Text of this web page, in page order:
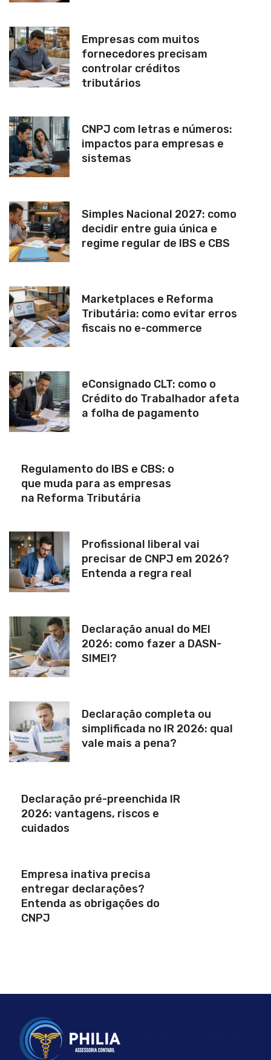
Empresas com muitos
fornecedores precisam
controlar créditos
tributários
CNPJ com letras e números:
impactos para empresas e
sistemas
Simples Nacional 2027: como
decidir entre guia única e
regime regular de IBS e CBS
Marketplaces e Reforma
Tributária: como evitar erros
fiscais no e-commerce
eConsignado CLT: como o
Crédito do Trabalhador afeta
a folha de pagamento
Regulamento do IBS e CBS: o
que muda para as empresas
na Reforma Tributária
Profissional liberal vai
precisar de CNPJ em 2026?
Entenda a regra real
Declaração anual do MEI
2026: como fazer a DASN-
SIMEI?
Declaração completa ou
simplificada no IR 2026: qual
vale mais a pena?
Declaração pré-preenchida IR
2026: vantagens, riscos e
cuidados
Empresa inativa precisa
entregar declarações?
Entenda as obrigações do
CNPJ